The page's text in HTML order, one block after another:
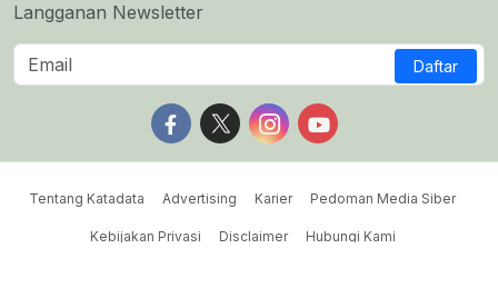
Langganan Newsletter
Daftar
Follow us on Facebook
Follow us on X
Follow us on Instagram
Follow us on
Tentang Katadata Advertising Karier Pedoman Media Siber
Kebijakan Privasi Disclaimer Hubungi Kami